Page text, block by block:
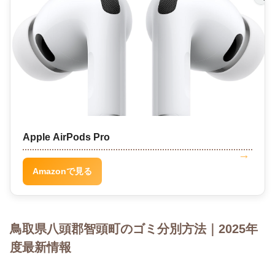
Apple AirPods Pro
Amazonで見る
鳥取県八頭郡智頭町のゴミ分別方法｜2025年
度最新情報